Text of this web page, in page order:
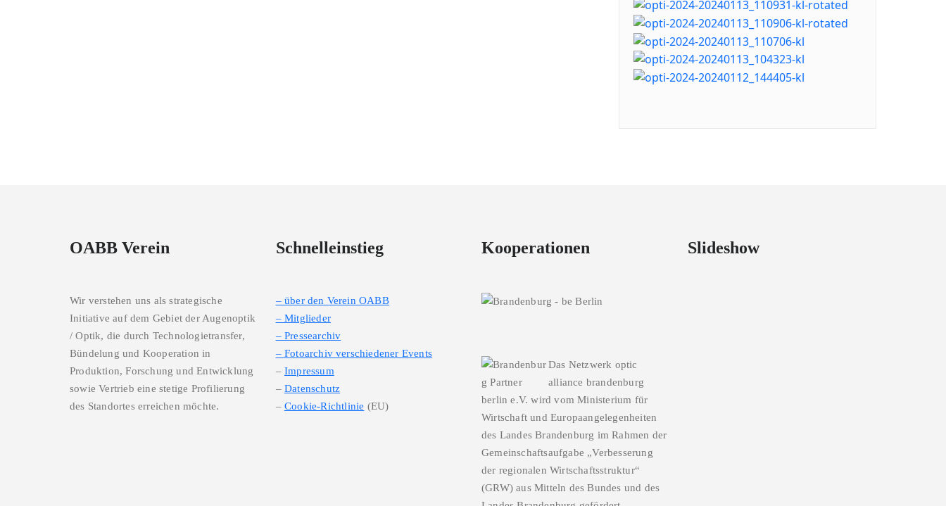
OABB Verein
Wir verstehen uns als strategische
Initiative auf dem Gebiet der Augenoptik
/ Optik, die durch Technologietransfer,
Bündelung und Kooperation in
Produktion, Forschung und Entwicklung
sowie Vertrieb eine stetige Profilierung
des Standortes erreichen möchte.
Schnelleinstieg
– über den Verein OABB
– Mitglieder
– Pressearchiv
– Fotoarchiv verschiedener Events
– Impressum
– Datenschutz
– Cookie-Richtlinie (EU)
Kooperationen
Das Netzwerk optic
alliance brandenburg
berlin e.V. wird vom Ministerium für
Wirtschaft und Europaangelegenheiten
des Landes Brandenburg im Rahmen der
Gemeinschaftsaufgabe „Verbesserung
der regionalen Wirtschaftsstruktur“
(GRW) aus Mitteln des Bundes und des
Slideshow